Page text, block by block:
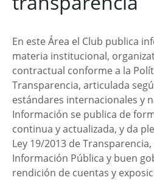
En este Área el Club publica
materia institucional,
contractual conforme a la
Transparencia, articulada
estándares internacionales y
Información se publica de
continua y actualizada, y da
Ley 19/2013 de Transparencia,
Información Pública y buen
rendición de cuentas y